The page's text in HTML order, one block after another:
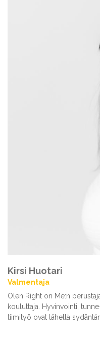
Kirsi Huotari
Valmentaja
Olen Right on Me:n
kouluttaja. Hyvinvointi,
tiimityö ovat lähellä